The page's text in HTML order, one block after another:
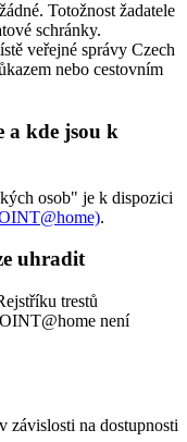
Totožnost žadatele
schránky.
veřejné správy Czech
nebo cestovním
a kde jsou k
osob" je k dispozici
.
uhradit
trestů
není
závislosti na dostupnosti